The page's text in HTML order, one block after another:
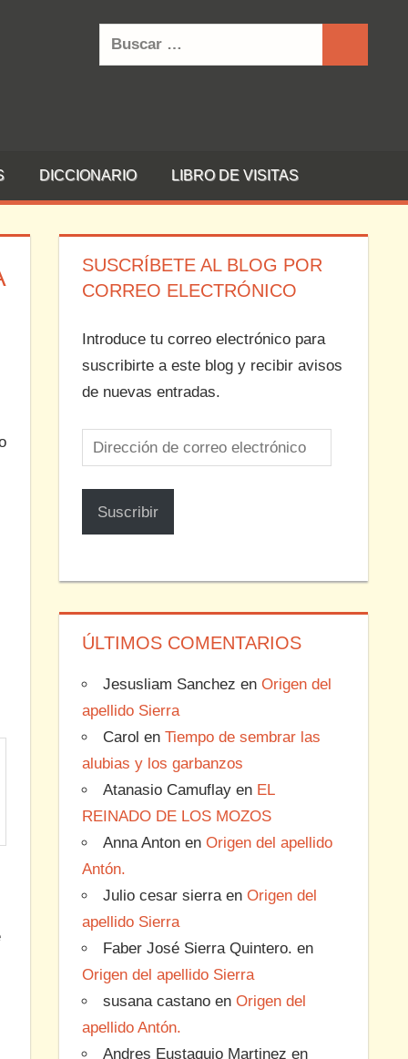
Buscar:
DICCIONARIO LIBRO DE VISITAS
SUSCRÍBETE AL BLOG POR
CORREO ELECTRÓNICO
Introduce tu correo electrónico para
suscribirte a este blog y recibir avisos
de nuevas entradas.
Dirección
de
correo
electrónico
Suscribir
ÚLTIMOS COMENTARIOS
Jesusliam Sanchez enOrigen del
apellido Sierra
Carol enTiempo de sembrar las
alubias y los garbanzos
Atanasio Camuflay en EL
REINADO DE LOS MOZOS
Anna Anton enOrigen del apellido
Antón.
Julio cesar sierra enOrigen del
apellido Sierra
Faber José Sierra Quintero. en
Origen del apellido Sierra
susana castano enOrigen del
apellido Antón.
Andres Eustaquio Martinez en